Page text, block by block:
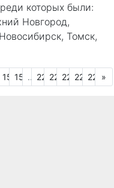
которых были:
Новгород,
Томск,
157158... 225226227228229»